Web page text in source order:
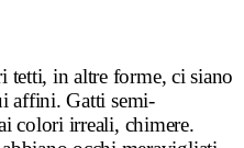
tetti, in altre forme, ci siano
affini. Gatti semi-
colori irreali, chimere.